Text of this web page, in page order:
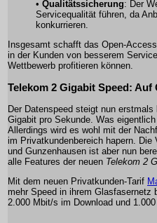
• Qualitätssicherung: Der
Servicequalität führen, da
konkurrieren.
Insgesamt schafft das Open-
in der Kunden von besserem
Wettbewerb profitieren können.
Telekom 2 Gigabit Speed:
Der Datenspeed steigt nun
Gigabit pro Sekunde. Was
Allerdings wird es wohl mit der
im Privatkundenbereich hapern.
und Gunzenhausen ist aber nun
alle Features der neuen Telekom 2
Mit dem neuen Privatkunden-Tarif
mehr Speed in ihrem Glasfasernetz
2.000 Mbit/s im Download und